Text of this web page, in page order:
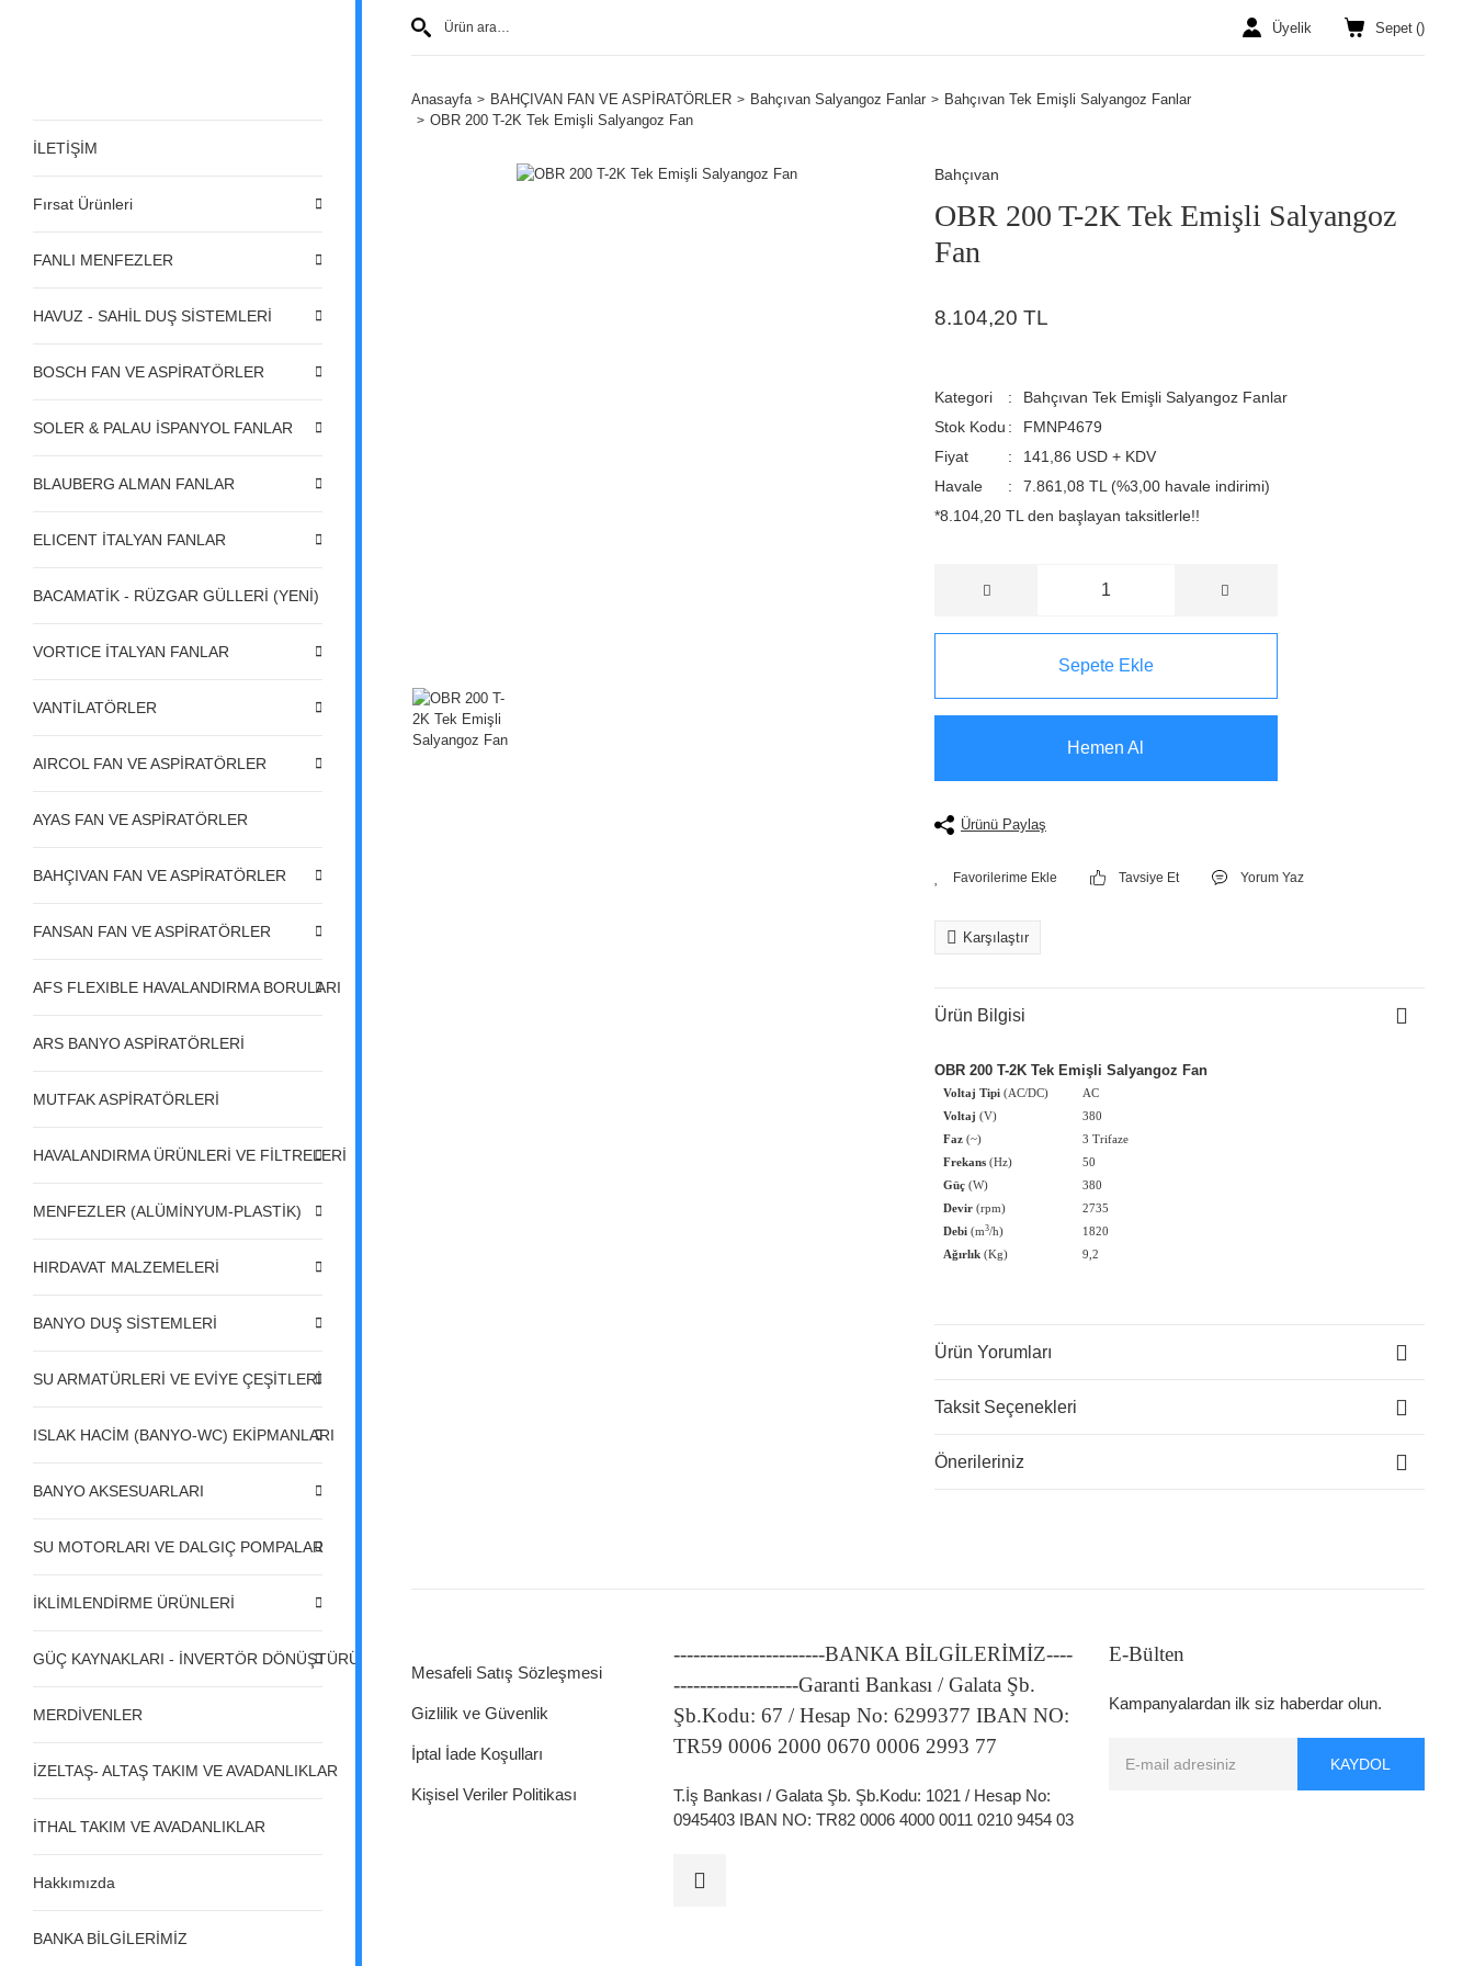
İLETİŞİM
Fırsat Ürünleri
FANLI MENFEZLER
HAVUZ - SAHİL DUŞ SİSTEMLERİ
BOSCH FAN VE ASPİRATÖRLER
SOLER & PALAU İSPANYOL FANLAR
BLAUBERG ALMAN FANLAR
ELICENT İTALYAN FANLAR
BACAMATİK - RÜZGAR GÜLLERİ (YENİ)
VORTICE İTALYAN FANLAR
VANTİLATÖRLER
AIRCOL FAN VE ASPİRATÖRLER
AYAS FAN VE ASPİRATÖRLER
BAHÇIVAN FAN VE ASPİRATÖRLER
FANSAN FAN VE ASPİRATÖRLER
AFS FLEXIBLE HAVALANDIRMA BORULARI
ARS BANYO ASPİRATÖRLERİ
MUTFAK ASPİRATÖRLERİ
HAVALANDIRMA ÜRÜNLERİ VE FİLTRELERİ
MENFEZLER (ALÜMİNYUM-PLASTİK)
HIRDAVAT MALZEMELERİ
BANYO DUŞ SİSTEMLERİ
SU ARMATÜRLERİ VE EVİYE ÇEŞİTLERİ
ISLAK HACİM (BANYO-WC) EKİPMANLARI
BANYO AKSESUARLARI
SU MOTORLARI VE DALGIÇ POMPALAR
İKLİMLENDİRME ÜRÜNLERİ
GÜÇ KAYNAKLARI - İNVERTÖR DÖNÜŞTÜRÜCÜLER - REGÜLATÖRLER
MERDİVENLER
İZELTAŞ- ALTAŞ TAKIM VE AVADANLIKLAR
İTHAL TAKIM VE AVADANLIKLAR
Hakkımızda
BANKA BİLGİLERİMİZ
Üyelik Sepet ()
Anasayfa BAHÇIVAN FAN VE ASPİRATÖRLER Bahçıvan Salyangoz Fanlar
Bahçıvan Tek Emişli Salyangoz Fanlar
OBR 200 T-2K Tek Emişli Salyangoz Fan
Bahçıvan
OBR 200 T-2K Tek Emişli Salyangoz
Fan
8.104,20 TL
Kategori
Bahçıvan Tek Emişli Salyangoz Fanlar
Stok Kodu
FMNP4679
Fiyat
141,86 USD + KDV
Havale
7.861,08 TL (%3,00 havale indirimi)
*8.104,20 TL den başlayan taksitlerle!!
Sepete Ekle
Hemen Al
Ürünü Paylaş
Tavsiye Et Yorum Yaz
Karşılaştır
Ürün Bilgisi
OBR 200 T-2K Tek Emişli Salyangoz Fan
Voltaj Tipi (AC/DC)
AC
Voltaj (V)
380
Faz (~)
3 Trifaze
Frekans (Hz)
50
Güç (W)
380
Devir (rpm)
2735
Debi (m3/h)
1820
Ağırlık (Kg) 9,2
Ürün Yorumları
Taksit Seçenekleri
Önerileriniz
Mesafeli Satış Sözleşmesi
Gizlilik ve Güvenlik
İptal İade Koşulları
Kişisel Veriler Politikası
-----------------------BANKA BİLGİLERİMİZ----
-------------------Garanti Bankası / Galata Şb.
Şb.Kodu: 67 / Hesap No: 6299377 IBAN NO:
TR59 0006 2000 0670 0006 2993 77
T.İş Bankası / Galata Şb. Şb.Kodu: 1021 / Hesap No:
0945403 IBAN NO: TR82 0006 4000 0011 0210 9454 03
E-Bülten
Kampanyalardan ilk siz haberdar olun.
KAYDOL